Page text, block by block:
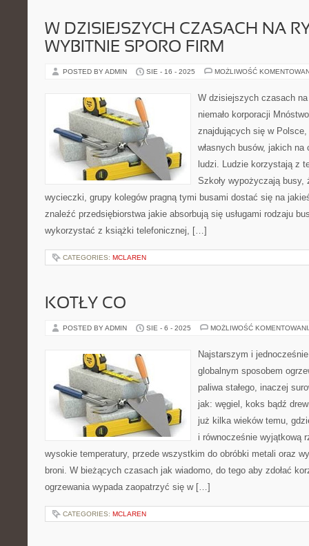
W DZISIEJSZYCH CZASACH NA
WYBITNIE SPORO FIRM
POSTED BY ADMIN SIE - 16 - 2025 MOŻLIWOŚĆ
W dzisiejszych czasach
niemało korporacji
znajdujących się w
własnych busów, jakich
ludzi. Ludzie korzystają z
Szkoły wypożyczają
wycieczki, grupy kolegów pragną tymi busami dostać się na
znaleźć przedsiębiorstwa jakie absorbują się usługami rodzaju
wykorzystać z książki telefonicznej, […]
CATEGORIES: MCLAREN
KOTŁY CO
POSTED BY ADMIN SIE - 6 - 2025 MOŻLIWOŚĆ
Najstarszym i
globalnym sposobem
paliwa stałego, inaczej
jak: węgiel, koks bądź
już kilka wieków temu,
i równocześnie wyjątkową
wysokie temperatury, przede wszystkim do obróbki metali oraz
broni. W bieżących czasach jak wiadomo, do tego aby zdołać
ogrzewania wypada zaopatrzyć się w […]
CATEGORIES: MCLAREN